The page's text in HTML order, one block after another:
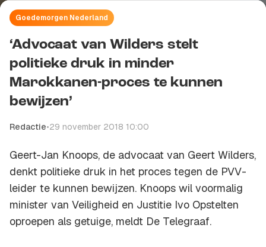
Goedemorgen Nederland
‘Advocaat van Wilders stelt
politieke druk in minder
Marokkanen-proces te kunnen
bewijzen’
Redactie•29 november 2018 10:00
Geert-Jan Knoops, de advocaat van Geert Wilders,
denkt politieke druk in het proces tegen de PVV-
leider te kunnen bewijzen. Knoops wil voormalig
minister van Veiligheid en Justitie Ivo Opstelten
oproepen als getuige, meldt De Telegraaf.